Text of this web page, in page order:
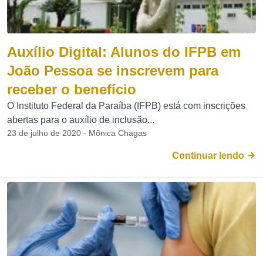
Auxílio Digital: Alunos do IFPB em
João Pessoa se inscrevem para
receber o benefício
O Instituto Federal da Paraíba (IFPB) está com inscrições
abertas para o auxílio de inclusão...
23 de julho de 2020 - Mônica Chagas
Continuar lendo